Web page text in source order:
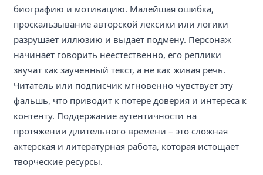
биографию и мотивацию. Малейшая ошибка,
проскальзывание авторской лексики или логики
разрушает иллюзию и выдает подмену. Персонаж
начинает говорить неестественно, его реплики
звучат как заученный текст, а не как живая речь.
Читатель или подписчик мгновенно чувствует эту
фальшь, что приводит к потере доверия и интереса к
контенту. Поддержание аутентичности на
протяжении длительного времени – это сложная
актерская и литературная работа, которая истощает
творческие ресурсы.